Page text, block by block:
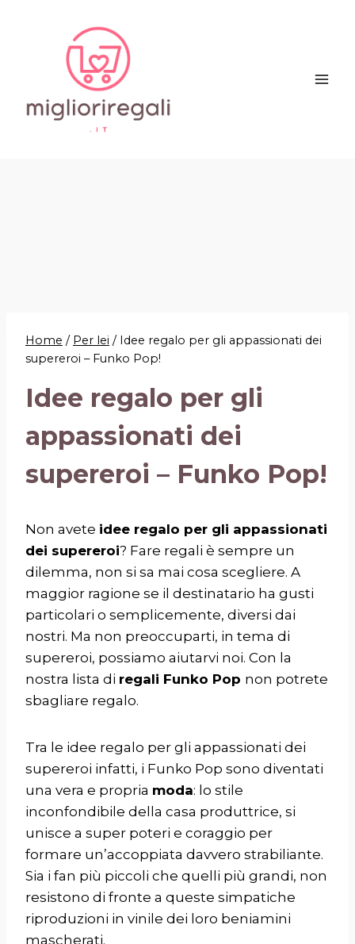
contenuto
Home / Per lei / Idee regalo per gli appassionati dei
supereroi – Funko Pop!
Idee regalo per gli
appassionati dei
supereroi – Funko Pop!
Non avete idee regalo per gli appassionati
dei supereroi? Fare regali è sempre un
dilemma, non si sa mai cosa scegliere. A
maggior ragione se il destinatario ha gusti
particolari o semplicemente, diversi dai
nostri. Ma non preoccuparti, in tema di
supereroi, possiamo aiutarvi noi. Con la
nostra lista di regali Funko Pop non potrete
sbagliare regalo.
Tra le idee regalo per gli appassionati dei
supereroi infatti, i Funko Pop sono diventati
una vera e propria moda: lo stile
inconfondibile della casa produttrice, si
unisce a super poteri e coraggio per
formare un’accoppiata davvero strabiliante.
Sia i fan più piccoli che quelli più grandi, non
resistono di fronte a queste simpatiche
riproduzioni in vinile dei loro beniamini
mascherati.